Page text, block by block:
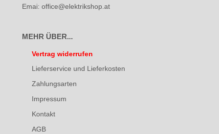
Emai: office@elektrikshop.at
MEHR ÜBER...
Vertrag widerrufen
Lieferservice und Lieferkosten
Zahlungsarten
Impressum
Kontakt
AGB